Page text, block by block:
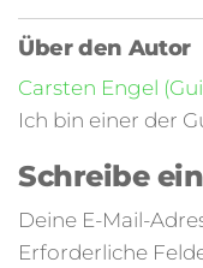
Über den Autor
Carsten Engel
Ich bin einer der
Schreibe
Deine E-Mail-
Erforderliche